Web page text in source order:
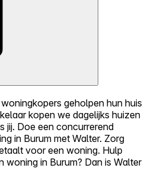
geholpen hun huis
kopen we dagelijks huizen
jij. Doe een concurrerend
in Burum met Walter. Zorg
voor een woning. Hulp
woning in Burum? Dan is Walter